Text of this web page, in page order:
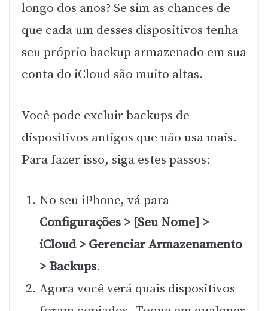
longo dos anos? Se sim as chances de
que cada um desses dispositivos tenha
seu próprio backup armazenado em sua
conta do iCloud são muito altas.
Você pode excluir backups de
dispositivos antigos que não usa mais.
Para fazer isso, siga estes passos:
No seu iPhone, vá para
Configurações > [Seu Nome] >
iCloud > Gerenciar Armazenamento
> Backups.
Agora você verá quais dispositivos